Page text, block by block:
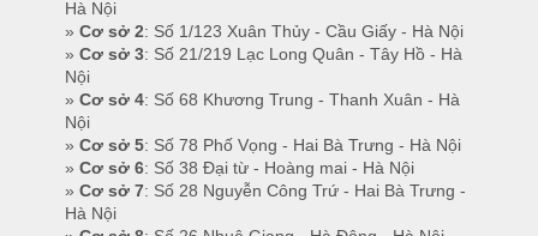
Hà Nội
» Cơ sở 2: Số 1/123 Xuân Thủy - Cầu Giấy - Hà Nội
» Cơ sở 3: Số 21/219 Lạc Long Quân - Tây Hồ - Hà
Nội
» Cơ sở 4: Số 68 Khương Trung - Thanh Xuân - Hà
Nội
» Cơ sở 5: Số 78 Phố Vọng - Hai Bà Trưng - Hà Nội
» Cơ sở 6: Số 38 Đại từ - Hoàng mai - Hà Nội
» Cơ sở 7: Số 28 Nguyễn Công Trứ - Hai Bà Trưng -
Hà Nội